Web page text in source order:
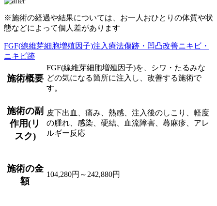
※施術の経過や結果については、お一人おひとりの体質や状
態などによって個人差があります
FGF(線維芽細胞増殖因子)注入療法傷跡・凹凸改善ニキビ・
ニキビ跡
施術概要
FGF(線維芽細胞増殖因子)を、シワ・たるみな
どの気になる箇所に注入し、改善する施術で
す。
施術の副
作用(リ
スク)
皮下出血、痛み、熱感、注入後のしこり、軽度
の腫れ、感染、硬結、血流障害、蕁麻疹、アレ
ルギー反応
施術の金
額
104,280円～242,880円